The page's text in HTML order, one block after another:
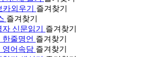
카외우기
즐겨찾기
즐겨찾기
자 신문읽기
즐겨찾기
한줄명언 즐겨찾기
영어속담 즐겨찾기